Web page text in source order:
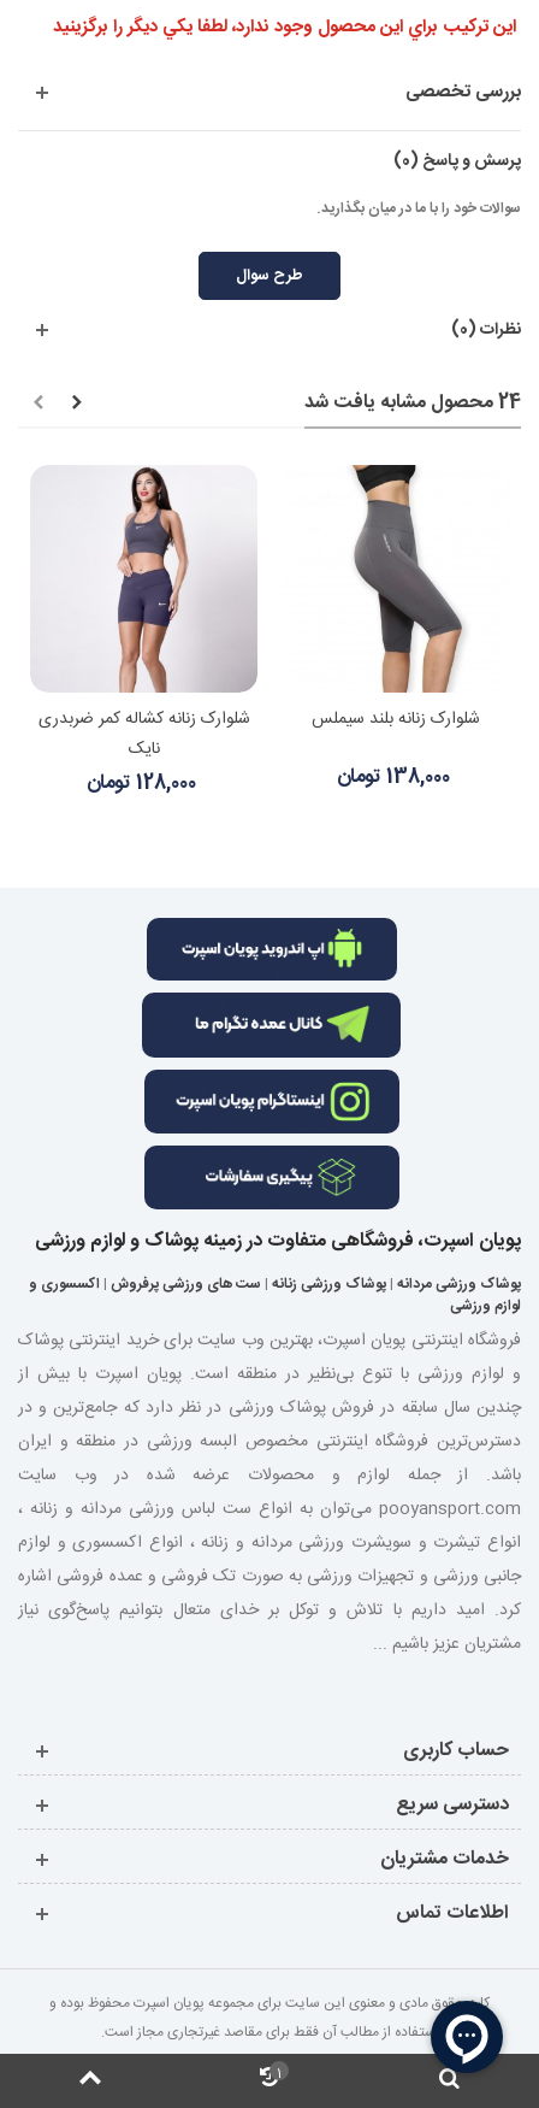
اين تركيب براي اين محصول وجود ندارد، لطفا يكي ديگر را برگزينيد
بررسی تخصصی
پرسش و پاسخ (0)
سوالات خود را با ما در میان بگذارید.
طرح سوال
نظرات (0)
24 محصول مشابه یافت شد
شلوارک زنانه کشاله کمر ضربدری
نایک
128,000 تومان
شلوارک زنانه بلند سیملس
138,000 تومان
پویان اسپرت، فروشگاهی متفاوت در زمینه پوشاک و لوازم ورزشی
پوشاک ورزشی مردانه | پوشاک ورزشی زنانه | ست های ورزشی پرفروش | اکسسوری و
لوازم ورزشی
فروشگاه اینترنتی پویان اسپرت، بهترین وب سایت برای خرید اینترنتی پوشاک
و لوازم ورزشی با تنوع بی‌نظیر در منطقه است. پویان اسپرت با بیش از
چندین سال سابقه در فروش پوشاک ورزشی در نظر دارد که جامع‌ترین و در
دسترس‌ترین فروشگاه اینترنتی مخصوص البسه ورزشی در منطقه و ایران
باشد. از جمله لوازم و محصولات عرضه شده در وب سایت
pooyansport.com می‌توان به انواع ست لباس ورزشی مردانه و زنانه ،
انواع تیشرت و سویشرت ورزشی مردانه و زنانه ، انواع اکسسوری و لوازم
جانبی ورزشی و تجهیزات ورزشی به صورت تک فروشی و عمده فروشی اشاره
کرد. امید داریم با تلاش و توکل بر خدای متعال بتوانیم پاسخ‌گوی نیاز
مشتریان عزیز باشیم ...
حساب کاربری
دسترسی سریع
خدمات مشتریان
اطلاعات تماس
کلیه حقوق مادی و معنوی این سایت برای مجموعه پویان اسپرت محفوظ بوده و
استفاده از مطالب آن فقط برای مقاصد غیرتجاری مجاز است.
1